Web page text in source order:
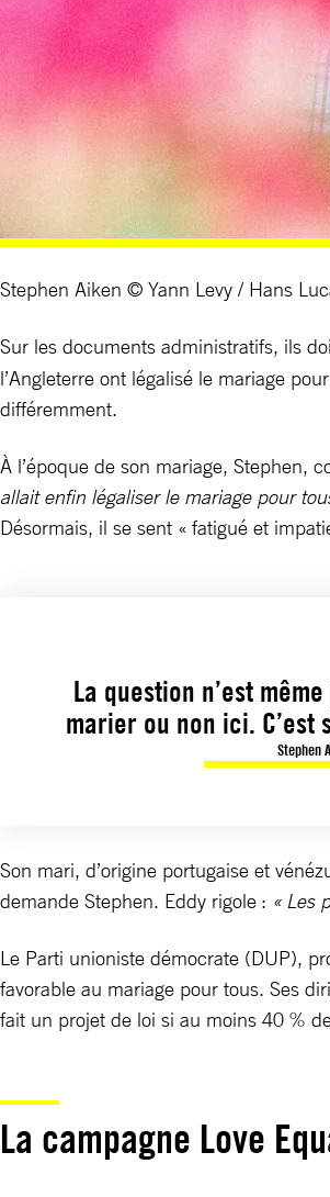
Stephen Aiken © Yann Levy / Hans
Sur les documents administratifs, ils
l’Angleterre ont légalisé le mariage
différemment.
À l’époque de son mariage, Stephen,
allait enfin légaliser le mariage pour
Désormais, il se sent « fatigué et
La question n’est
marier ou non ici. C’est
Stephen
Son mari, d’origine portugaise et
demande Stephen. Eddy rigole : « Les
Le Parti unioniste démocrate (DUP),
favorable au mariage pour tous. Ses
fait un projet de loi si au moins 40 %
La campagne Love